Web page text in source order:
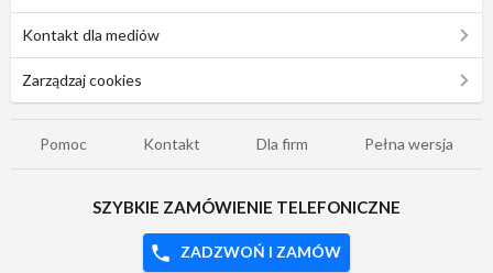
Kontakt dla mediów
Zarządzaj cookies
Pomoc Kontakt Dla firm Pełna wersja
SZYBKIE ZAMÓWIENIE TELEFONICZNE
ZADZWOŃ I ZAMÓW